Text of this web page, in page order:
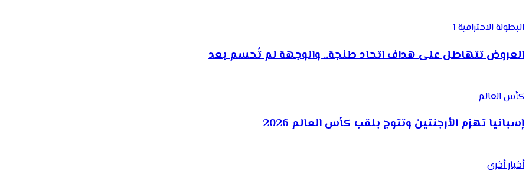
البطولة الاحترافية 1
العروض تتهاطل على هداف اتحاد طنجة.. والوجهة لم تُحسم بعد
كأس العالم
إسبانيا تهزم الأرجنتين وتتوج بلقب كأس العالم 2026
أخبار أخرى